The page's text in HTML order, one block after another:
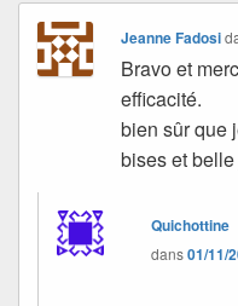
Jeanne Fadosi
Bravo et
efficacité.
bien sûr que
bises et
Quichottine
dans01/11/